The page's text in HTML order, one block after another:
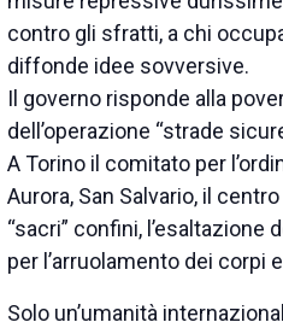
contro gli sfratti, a chi
diffonde idee sovversive.
Il governo risponde alla
dell’operazione “strade
A Torino il comitato per
Aurora, San Salvario, il
“sacri” confini,
per l’arruolamento dei corpi
Solo un’umanità